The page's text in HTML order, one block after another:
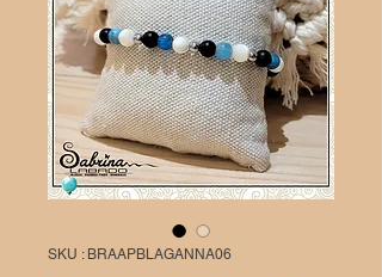
SKU : BRAAPBLAGANNA06